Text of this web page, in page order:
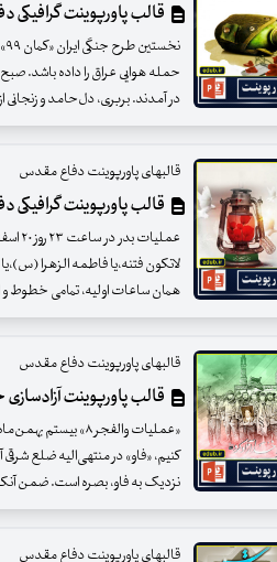
قالب پاورپوینت
در آمدند. بربری، دل‌حامد و زنجانی
قالبهای پاورپوینت دفاع مقدس
قالب پاورپوینت
لاتکون فتنه،یا فاطمه الزهرا
همان ساعات اولیه، تمامی خطوط
قالبهای پاورپوینت دفاع مقدس
قالب پاورپوینت
کنیم، «فاو» در منتهی‌الیه ضلع
نزدیک به فاو، بصره است. ضمن
قالبهای پاورپوینت دفاع مقدس